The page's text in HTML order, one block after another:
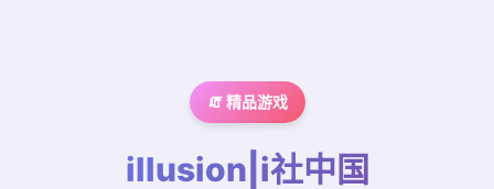
🧯 精品游戏
illusion|i社中国